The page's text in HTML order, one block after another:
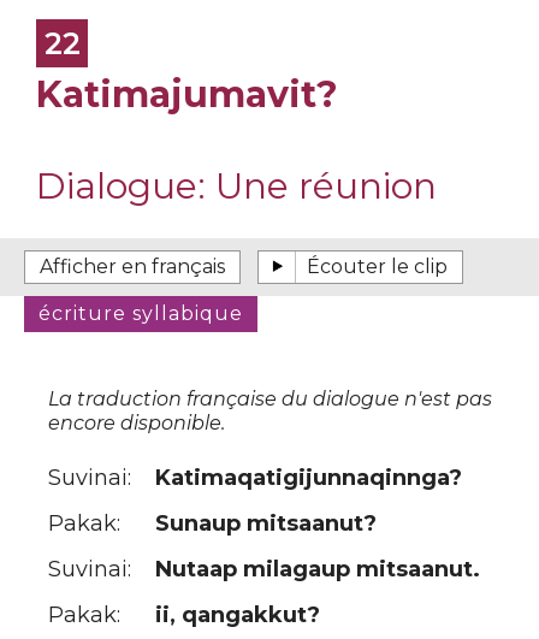
22
Katimajumavit?
Dialogue: Une réunion
La traduction française du dialogue n'est pas
encore disponible.
Suvinai:
Katimaqatigijunnaqinnga?
Pakak:
Sunaup mitsaanut?
Suvinai:
Nutaap milagaup mitsaanut.
Pakak:
ii, qangakkut?